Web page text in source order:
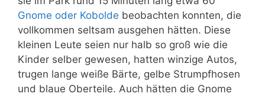
Gnome oder Kobolde beobachten konnten, die
vollkommen seltsam ausgehen hätten. Diese
kleinen Leute seien nur halb so groß wie die
Kinder selber gewesen, hatten winzige Autos,
trugen lange weiße Bärte, gelbe Strumpfhosen
und blaue Oberteile. Auch hätten die Gnome